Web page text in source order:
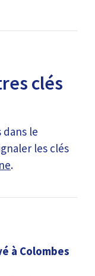
clés
dans le
les clés
.
à Colombes